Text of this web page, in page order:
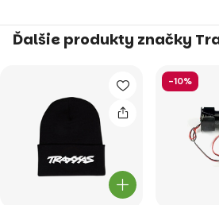
Ďalšie produkty značky
-10%